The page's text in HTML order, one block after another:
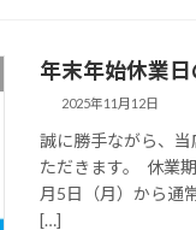
年末年始休業
2025年11月12日
誠に勝手ながら、
ただきます。 休業
月5日（月）から通
[…]